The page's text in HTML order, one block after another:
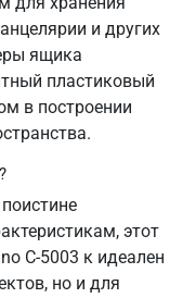
и других
ящика
пластиковый
в построении
этот
C-5003 к идеален
но и для